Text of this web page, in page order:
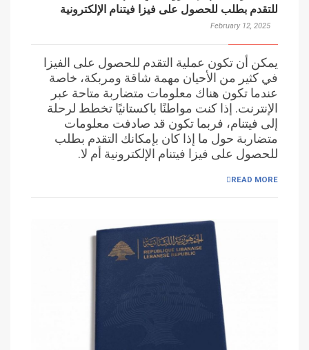
للتقدم بطلب للحصول على فيزا فيتنام الإلكترونية
February 12, 2025
يمكن أن تكون عملية التقدم للحصول على الفيزا
في كثير من الأحيان مهمة شاقة ومربكة، خاصة
عندما تكون هناك معلومات متضاربة متاحة عبر
الإنترنت. إذا كنت مواطنًا باكستانيًا تخطط لرحلة
إلى فيتنام، فربما تكون قد صادفت معلومات
متضاربة حول ما إذا كان بإمكانك التقدم بطلب
للحصول على فيزا فيتنام الإلكترونية أم لا.
READ MORE